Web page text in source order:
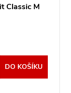
Classic M
DO KOŠÍKU